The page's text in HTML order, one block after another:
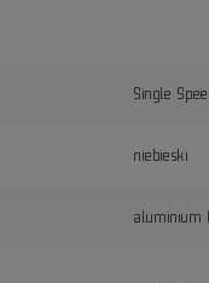
Single
niebieski
aluminium